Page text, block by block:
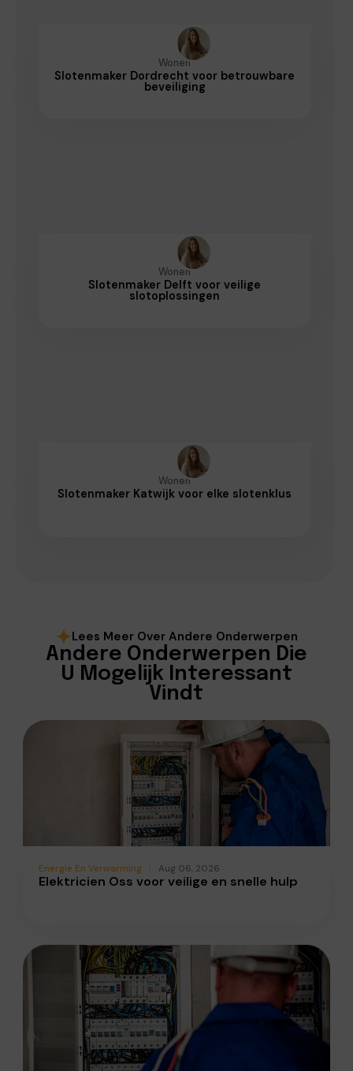
Wonen
Slotenmaker Dordrecht voor betrouwbare
beveiliging
Wonen
Slotenmaker Delft voor veilige
slotoplossingen
Wonen
Slotenmaker Katwijk voor elke slotenklus
Lees Meer Over Andere Onderwerpen
Andere Onderwerpen Die
U Mogelijk Interessant
Vindt
Energie En Verwarming Aug 06, 2026
Elektricien Oss voor veilige en snelle hulp